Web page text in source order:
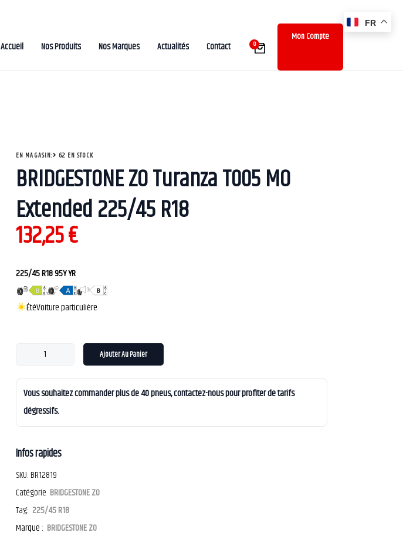
Mon Compte
0
Accueil Nos Produits Nos Marques Actualités Contact
EN MAGASIN: 62 EN STOCK
BRIDGESTONE ZO Turanza T005 MO
Extended 225/45 R18
132,25€
225/45 R18 95Y YR
ÉtéVoiture particulière
Ajouter Au Panier
Vous souhaitez commander plus de 40 pneus, contactez-nous pour profiter de tarifs
dégressifs.
Infos rapides
SKU:BR12819
Catégorie BRIDGESTONE ZO
Tag: 225/45 R18
Marque : BRIDGESTONE ZO
FR